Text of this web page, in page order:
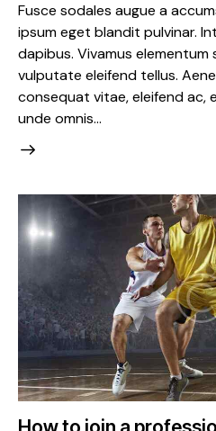
Fusce sodales augue a
ipsum eget blandit pulvinar.
dapibus. Vivamus elementum
vulputate eleifend tellus.
consequat vitae, eleifend ac,
unde omnis…